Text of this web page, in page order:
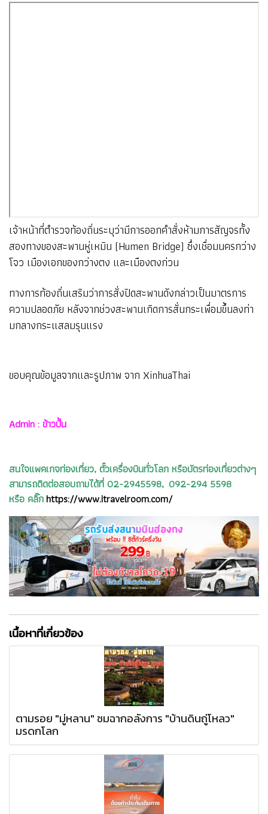
เจ้าหน้าที่ตำรวจท้องถิ่นระบุว่ามีการออกคำสั่งห้ามการสัญจรทั้ง
สองทางของสะพานหู่เหมิน (Humen Bridge) ซึ่งเชื่อมนครกว่าง
โจว เมืองเอกของกว่างตง และเมืองตงก่วน
ทางการท้องถิ่นเสริมว่าการสั่งปิดสะพานดังกล่าวเป็นมาตรการ
ความปลอดภัย หลังจากช่วงสะพานเกิดการสั่นกระเพื่อมขึ้นลงท่า
มกลางกระแสลมรุนแรง
ขอบคุณข้อมูลจากและรูปภาพ จาก XinhuaThai
Admin : ข้าวปั้น
สนใจแพคเกจท่องเที่ยว, ตั๋วเครื่องบินทั่วโลก หรือบัตรท่องเที่ยวต่างๆ
สามารถติดต่อสอบถามได้ที่ 02-2945598, 092-294 5598
หรือ คลิ๊กhttps://www.itravelroom.com/
เนื้อหาที่เกี่ยวข้อง
ตามรอย "มู่หลาน" ชมฉากอลังการ "บ้านดินถู่โหลว"
มรดกโลก